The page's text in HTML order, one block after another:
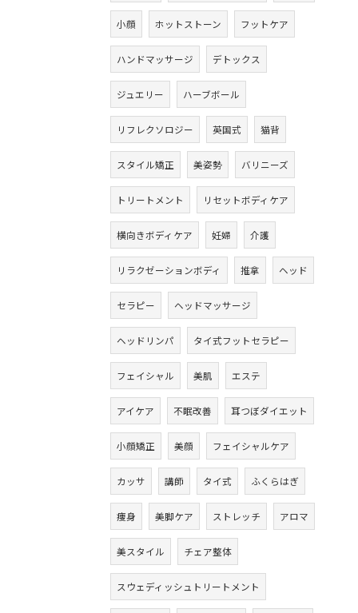
小顔 ホットストーン フットケア
ハンドマッサージ デトックス
ジュエリー ハーブボール
リフレクソロジー 英国式 猫背
スタイル矯正 美姿勢 バリニーズ
トリートメント リセットボディケア
横向きボディケア 妊婦 介護
リラクゼーションボディ 推拿 ヘッド
セラピー ヘッドマッサージ
ヘッドリンパ タイ式フットセラピー
フェイシャル 美肌 エステ
アイケア 不眠改善 耳つぼダイエット
小顔矯正 美顔 フェイシャルケア
カッサ 講師 タイ式 ふくらはぎ
痩身 美脚ケア ストレッチ アロマ
美スタイル チェア整体
スウェディッシュトリートメント